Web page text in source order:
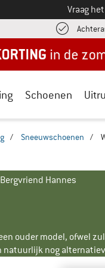
Vraag
Schoenen
/ Sneeuwschoenen /
Bergvriend Hannes
ouder model, ofwel
natuurlijk nog